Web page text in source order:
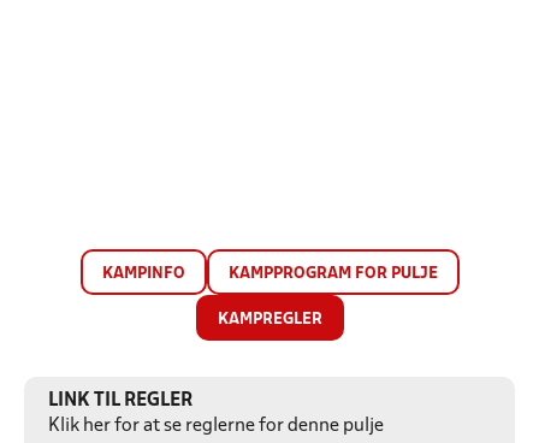
KAMPINFO KAMPPROGRAM FOR PULJE
KAMPREGLER
LINK TIL REGLER
Klik her for at se reglerne for denne pulje